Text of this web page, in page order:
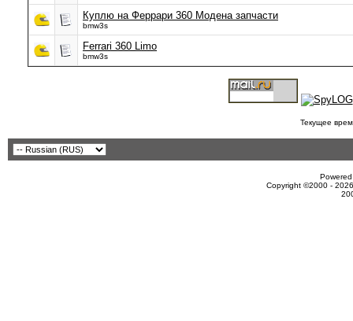
Куплю на Феррари 360 Модена запчасти
bmw3s
Ferrari 360 Limo
bmw3s
Текущее
Copyright ©2000 -